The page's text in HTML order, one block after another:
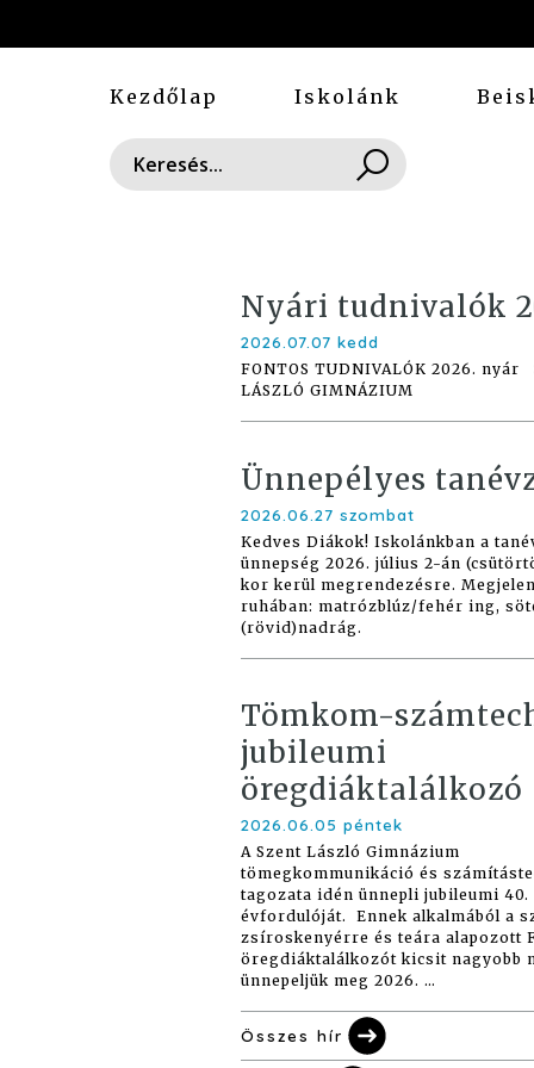
Kezdőlap Iskolánk
Nyári tudnivalók
2026.07.07 kedd
FONTOS TUDNIVALÓK 2026. nyár
LÁSZLÓ GIMNÁZIUM
Ünnepélyes
2026.06.27 szombat
Kedves Diákok! Iskolánkban a
ünnepség 2026. július 2-án
kor kerül megrendezésre.
ruhában: matrózblúz/fehér ing,
(rövid)nadrág.
Tömkom-
jubileumi
öregdiáktalálkozó
2026.06.05 péntek
A Szent László Gimnázium
tömegkommunikáció és
tagozata idén ünnepli jubileumi 40.
évfordulóját. Ennek alkalmából a
zsíroskenyérre és teára alapozott
öregdiáktalálkozót kicsit nagyobb
ünnepeljük meg 2026. …
Összes hír